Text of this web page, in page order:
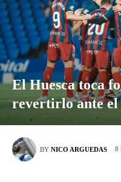
El Huesca toca
revertirlo ante
BY NICO ARGUEDAS 8